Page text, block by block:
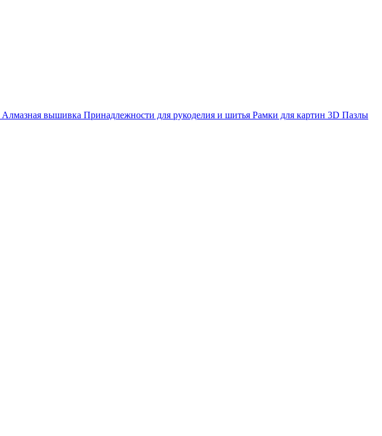
Алмазная вышивка Принадлежности для рукоделия и шитья Рамки для картин 3D Пазлы